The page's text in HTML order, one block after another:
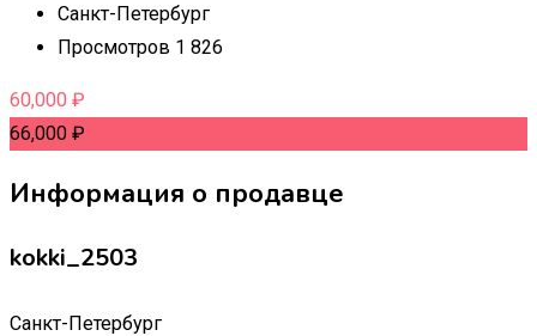
Санкт-Петербург
Просмотров 1 826
60,000 ₽
66,000 ₽
Информация о продавце
kokki_2503
Санкт-Петербург